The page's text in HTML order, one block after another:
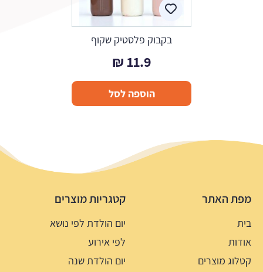
בקבוק פלסטיק שקוף
11.9
₪
הוספה לסל
מפת האתר
בית
אודות
קטלוג מוצרים
קטגריות מוצרים
יום הולדת לפי נושא
לפי אירוע
יום הולדת שנה